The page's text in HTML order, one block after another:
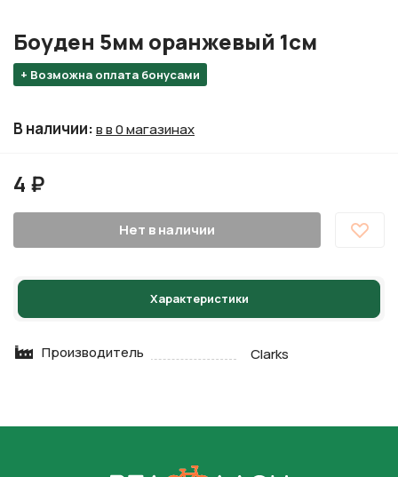
+ Возможна оплата бонусами
Боуден 5мм оранжевый 1см
В наличии:в в 0 магазинах
4 ₽
Нет в наличии
Характеристики
Производитель Clarks